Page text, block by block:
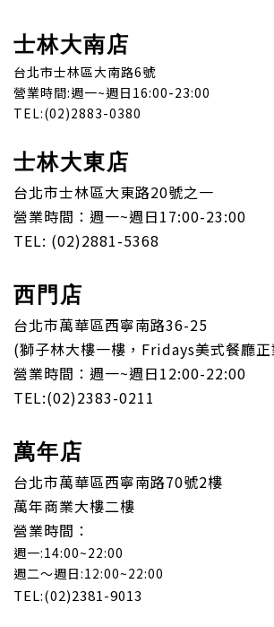
士林大南店
台北市士林區大南路6號
營業時間:週一~週日16:00-23:00
TEL:(02)2883-0380
士林大東店
台北市士林區大東路20號之一
營業時間：週一~週日17:00-23:00
TEL: (02)2881-5368
西門店
台北市萬華區西寧南路36-25
(獅子林大樓一樓，Fridays美式餐廳
營業時間：週一~週日12:00-22:00
TEL:(02)2383-0211
萬年店
台北市萬華區西寧南路70號2樓
萬年商業大樓二樓
營業時間：
週一:14:00~22:00
週二～週日:12:00~22:00
TEL:(02)2381-9013